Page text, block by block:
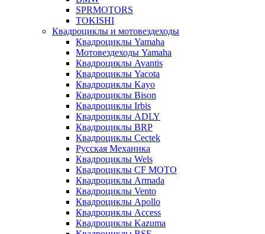
SPRMOTORS
TOKISHI
Квадроциклы и мотовездеходы
Квадроциклы Yamaha
Мотовездеходы Yamaha
Квадроциклы Avantis
Квадроциклы Yacota
Квадроциклы Kayo
Квадроциклы Bison
Квадроциклы Irbis
Квадроциклы ADLY
Квадроциклы BRP
Квадроциклы Cectek
Русская Механика
Квадроциклы Wels
Квадроциклы CF MOTO
Квадроциклы Armada
Квадроциклы Vento
Квадроциклы Apollo
Квадроциклы Access
Квадроциклы Kazuma